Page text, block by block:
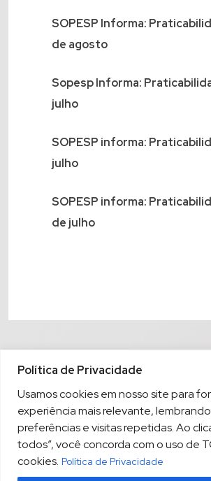
Política de Privacidade
Usamos cookies em nosso site para
experiência mais relevante,
preferências e visitas repetidas. Ao
todos”, você concorda com o uso de
cookies. Política de Privacidade
SOPESP Informa:
de agosto
Sopesp Informa:
julho
SOPESP informa:
julho
SOPESP informa:
de julho